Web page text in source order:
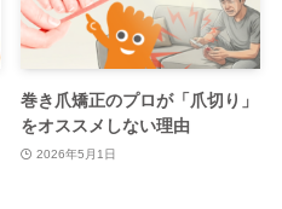
巻き爪矯正のプロが「爪切り」
をオススメしない理由
2026年5月1日